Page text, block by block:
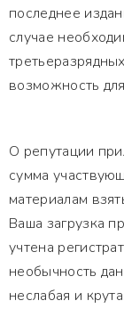
последнее
случае
возможность
О репутации
сумма
материалам
Ваша загрузка
учтена
необычность
неслабая и